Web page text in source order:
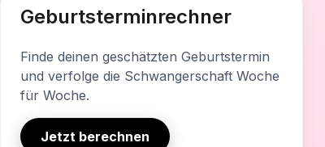
Geburtsterminrechner
Finde deinen geschätzten Geburtstermin
und verfolge die Schwangerschaft Woche
für Woche.
Schätzung des Geburtstermins
Schwangerschaftswoche
Trimester-Übersicht
Wichtige Meilensteine
Jetzt berechnen